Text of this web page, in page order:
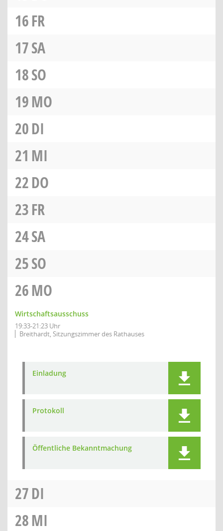
16FR
17SA
18SO
19MO
20DI
21 MI
22DO
23FR
24SA
25SO
26MO
Wirtschaftsausschuss
19:33-21:23 Uhr
Breithardt, Sitzungszimmer des Rathauses
Einladung
Protokoll
Öffentliche Bekanntmachung
27DI
28MI